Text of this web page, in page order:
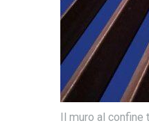
Il muro al confine